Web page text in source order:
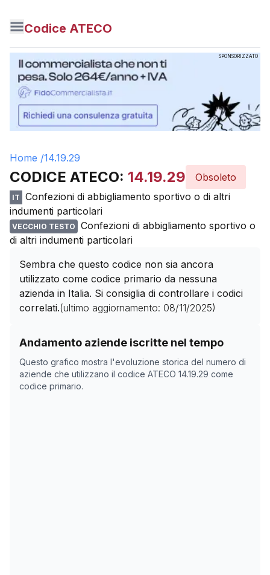
Codice ATECO
SPONSORIZZATO
Home /14.19.29
CODICE ATECO: 14.19.29 Obsoleto
IT
Confezioni di abbigliamento sportivo o di altri
indumenti particolari
VECCHIO TESTO
Confezioni di abbigliamento sportivo o
di altri indumenti particolari
Sembra che questo codice non sia ancora
utilizzato come codice primario da nessuna
azienda in Italia. Si consiglia di controllare i codici
correlati.(ultimo aggiornamento: 08/11/2025)
Andamento aziende iscritte nel tempo
Questo grafico mostra l'evoluzione storica del numero di
aziende che utilizzano il codice ATECO 14.19.29 come
codice primario.
Storico numero di aziende con codice ATECO
Data rilevazione
07/04/2025
824
23/05/2025